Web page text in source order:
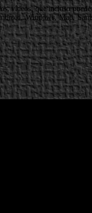
vídeos, que incluso
Windows, Mac,